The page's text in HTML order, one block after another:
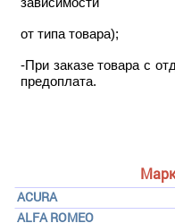
ACURA
ALFA ROMEO
от типа товара);
-При заказе товара с
предоплата.